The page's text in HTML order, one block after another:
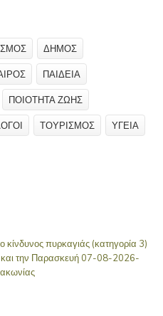
ΔΗΜΟΣ
ΠΑΙΔΕΙΑ
ΠΟΙΟΤΗΤΑ ΖΩΗΣ
ΤΟΥΡΙΣΜΟΣ ΥΓΕΙΑ
κίνδυνος πυρκαγιάς (κατηγορία 3)
και την Παρασκευή 07-08-2026-